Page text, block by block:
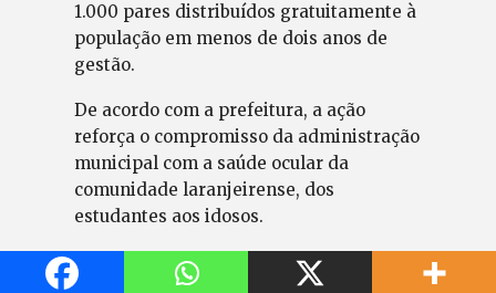
1.000 pares distribuídos gratuitamente à
população em menos de dois anos de
gestão.
De acordo com a prefeitura, a ação
reforça o compromisso da administração
municipal com a saúde ocular da
comunidade laranjeirense, dos
estudantes aos idosos.
285 alunos
Cantuquiriguaçu